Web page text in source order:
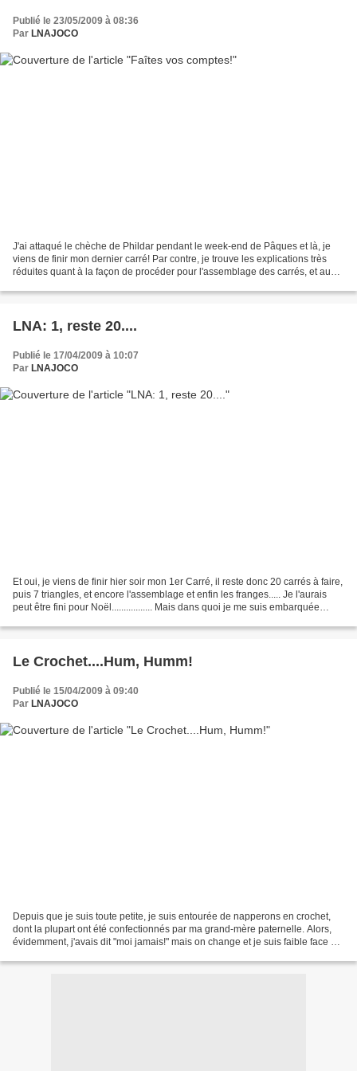
Publié le 23/05/2009 à 08:36
Par LNAJOCO
J'ai attaqué le chèche de Phildar pendant le week-end de Pâques et là, je
viens de finir mon dernier carré! Par contre, je trouve les explications très
réduites quant à la façon de procéder pour l'assemblage des carrés, et aussi
LNA: 1, reste 20....
Publié le 17/04/2009 à 10:07
Par LNAJOCO
Et oui, je viens de finir hier soir mon 1er Carré, il reste donc 20 carrés à faire,
puis 7 triangles, et encore l'assemblage et enfin les franges..... Je l'aurais
peut être fini pour Noël................. Mais dans quoi je me suis embarquée
Le Crochet....Hum, Humm!
Publié le 15/04/2009 à 09:40
Par LNAJOCO
Depuis que je suis toute petite, je suis entourée de napperons en crochet,
dont la plupart ont été confectionnés par ma grand-mère paternelle. Alors,
évidemment, j'avais dit "moi jamais!" mais on change et je suis faible face à